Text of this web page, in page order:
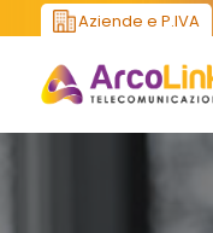
Aziende e P.IVA